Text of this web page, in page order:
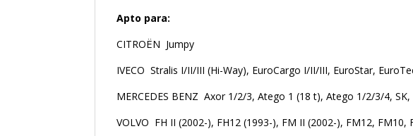
Apto para:
CITROËN Jumpy
IVECO Stralis I/II/III (Hi-Way), EuroCargo I/II/III, EuroStar,
MERCEDES BENZ Axor 1/2/3, Atego 1 (18 t), Atego 1/2/3/4, SK,
VOLVO FH II (2002-), FH12 (1993-), FM II (2002-), FM12, FM10,